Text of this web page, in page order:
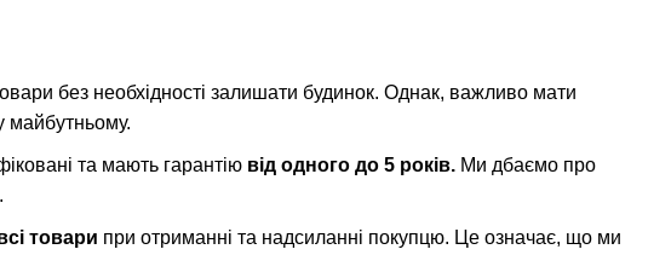
без необхідності залишати будинок. Однак, важливо мати
майбутньому.
та мають гарантію від одного до 5 років. Ми дбаємо про
товари при отриманні та надсиланні покупцю. Це означає, що ми